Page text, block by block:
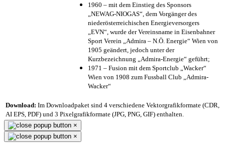
1960 – mit dem Einstieg des Sponsors
„NEWAG-NIOGAS“, dem Vorgänger des
niederösterreichischen Energieversorgers
„EVN“, wurde der Vereinsname in Eisenbahner
Sport Verein „Admira – N.Ö. Energie“ Wien von
1905 geändert, jedoch unter der
Kurzbezeichnung „Admira-Energie“ geführt;
1971 – Fusion mit dem Sportclub „Wacker“
Wien von 1908 zum Fussball Club „Admira-
Wacker“
Download: Im Downloadpaket sind 4 verschiedene Vektorgrafikformate (CDR,
AI EPS, PDF) und 3 Pixelgrafikformate (JPG, PNG, GIF) enthalten.
×
×